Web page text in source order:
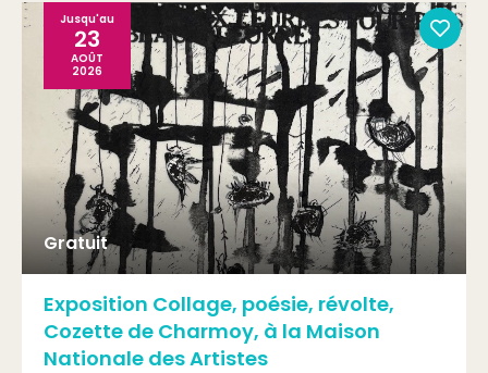
Gratuit
Jusqu'au
23
AOÛT
2026
Exposition Collage, poésie, révolte,
Cozette de Charmoy, à la Maison
Nationale des Artistes